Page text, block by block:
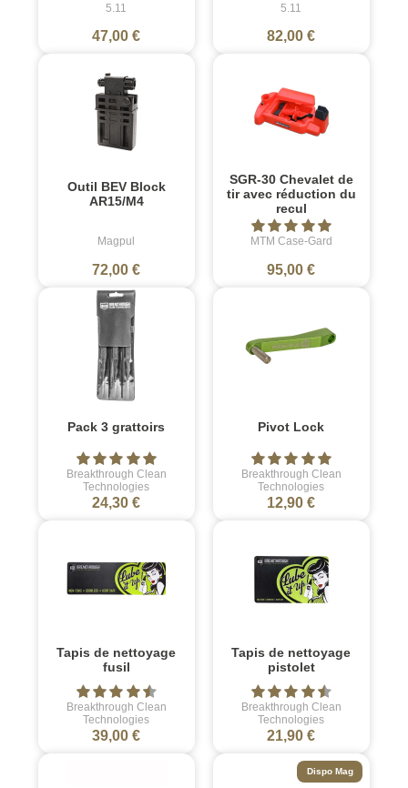
5.11
47,00 €
5.11
82,00 €
Outil BEV Block
AR15/M4
Magpul
72,00 €
SGR-30 Chevalet de
tir avec réduction du
recul
MTM Case-Gard
95,00 €
Pack 3 grattoirs
Breakthrough Clean
Technologies
24,30 €
Pivot Lock
Breakthrough Clean
Technologies
12,90 €
Tapis de nettoyage
fusil
Breakthrough Clean
Technologies
39,00 €
Tapis de nettoyage
pistolet
Breakthrough Clean
Technologies
21,90 €
Dispo Mag